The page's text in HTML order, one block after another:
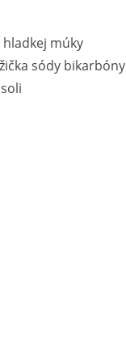
hladkej múky
sódy bikarbóny